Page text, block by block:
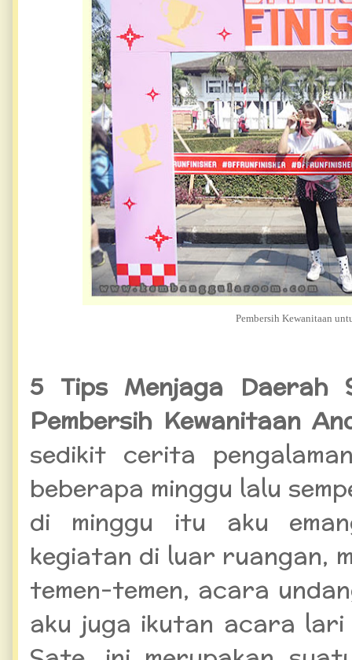
Pembersih Kewanitaan
5 Tips Menjaga Daerah
Pembersih Kewanitaan
sedikit cerita
beberapa minggu lalu
di minggu itu aku
kegiatan di luar ruangan,
temen-temen, acara
aku juga ikutan acara lari